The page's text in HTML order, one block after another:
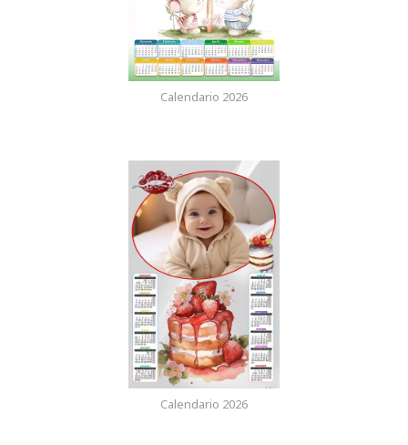
Calendario 2026
Calendario 2026